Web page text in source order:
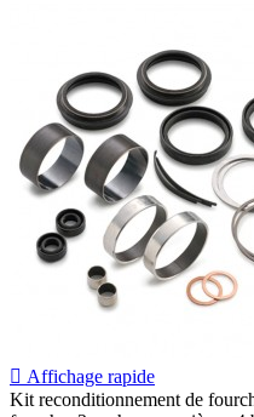
 Affichage rapide
Kit reconditionnement de